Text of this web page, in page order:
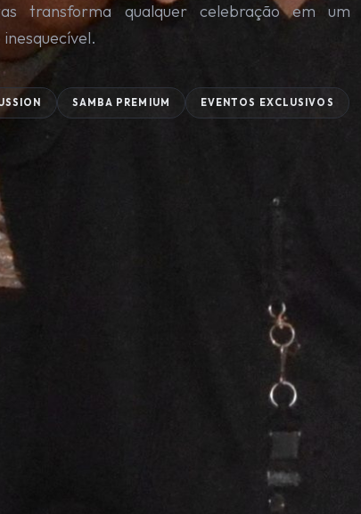
transforma qualquer celebração em um
SAMBA PREMIUM EVENTOS EXCLUSIVOS